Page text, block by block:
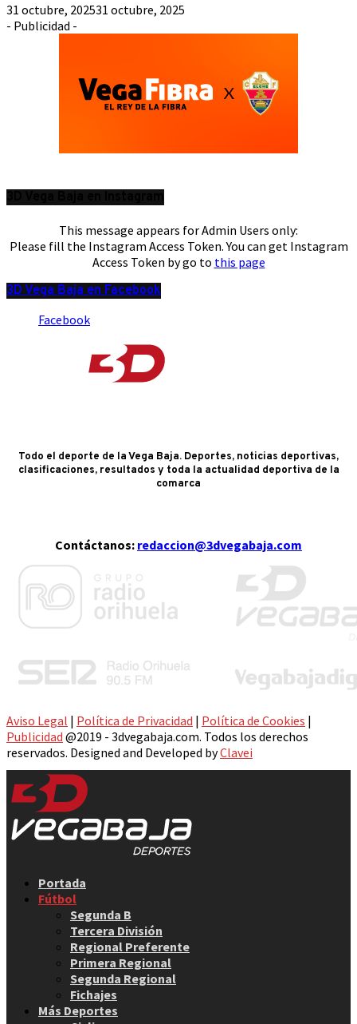
31 octubre, 202531 octubre, 2025
- Publicidad -
This message appears for Admin Users only:
Please fill the Instagram Access Token. You can get Instagram
Access Token by go to this page
3D Vega Baja en Facebook
Facebook
Todo el deporte de la Vega Baja. Deportes, noticias deportivas,
clasificaciones, resultados y toda la actualidad deportiva de la
comarca
Contáctanos: redaccion@3dvegabaja.com
Aviso Legal | Política de Privacidad | Política de Cookies |
Publicidad @2019 - 3dvegabaja.com. Todos los derechos
reservados. Designed and Developed byClavei
Portada
Fútbol
Segunda B
Tercera División
Regional Preferente
Primera Regional
Segunda Regional
Fichajes
Más Deportes